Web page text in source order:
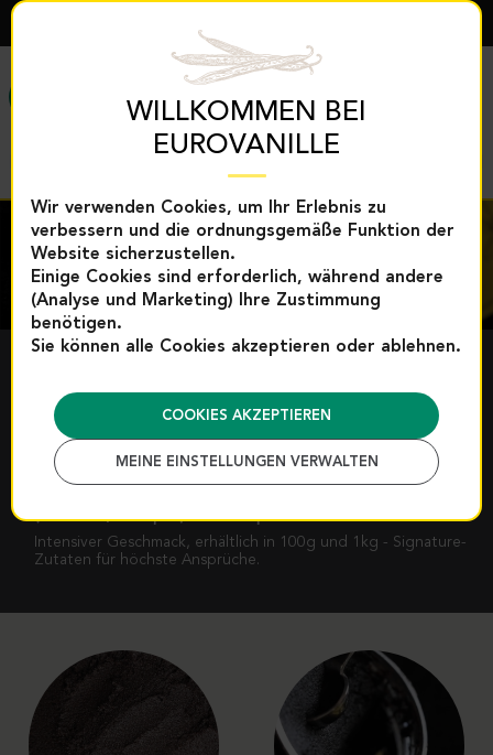
WILLKOMMEN BEI
EUROVANILLE
Wir verwenden Cookies, um Ihr Erlebnis zu
verbessern und die ordnungsgemäße Funktion der
Website sicherzustellen.
Einige Cookies sind erforderlich, während andere
(Analyse und Marketing) Ihre Zustimmung
benötigen.
Sie können alle Cookies akzeptieren oder ablehnen.
COOKIES AKZEPTIEREN
MEINE EINSTELLUNGEN VERWALTEN
EXKLUSIVITÄTEN
EUROVANILLE
(Bourbon, Bouquet) & Vanilleperle
Intensiver Geschmack, erhältlich in 100g und 1kg - Signature-
Zutaten für höchste Ansprüche.